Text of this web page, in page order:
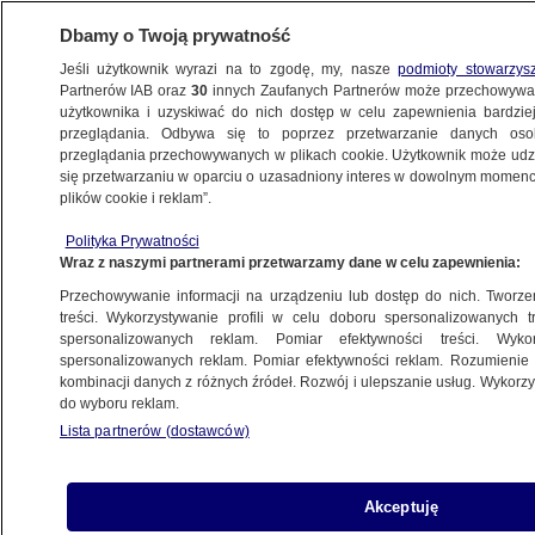
KRAKÓW
Strefę Czystego Transportu. Bo powietrze
jest już lepsze
16.06.2026, 14:36
Posłuchaj artykułu
Czyta lektor AI
Dbamy o Twoją prywatność
Jeśli użytkownik wyrazi na to zgodę, my, naszepodmioty
Partnerów IAB oraz30 innych Zaufanych Partnerów może
użytkownika i uzyskiwać do nich dostęp w celu zapewnienia
przeglądania. Odbywa się to poprzez przetwarzanie danych
przeglądania przechowywanych w plikach cookie. Użytkownik może
się przetwarzaniu w oparciu o uzasadniony interes w dowolnym
plików cookie i reklam”.
Polityka Prywatności
Wraz z naszymi partnerami przetwarzamy dane w celu zapewnienia:
Przechowywanie informacji na urządzeniu lub dostęp do nich.
treści. Wykorzystywanie profili w celu doboru spersonalizowanych
spersonalizowanych reklam. Pomiar efektywności treści.
spersonalizowanych reklam. Pomiar efektywności reklam.
kombinacji danych z różnych źródeł. Rozwój i ulepszanie usług.
do wyboru reklam.
Lista partnerów (dostawców)
Akceptuję